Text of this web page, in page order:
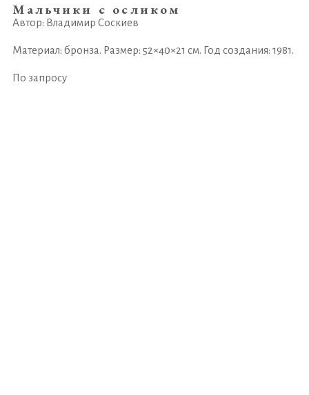
Мальчики с осликом
Автор: Владимир Соскиев
Материал: бронза. Размер: 52×40×21 см. Год создания: 1981.
По запросу